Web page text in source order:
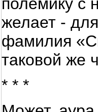
желает -
фамилия
таковой же
* * *